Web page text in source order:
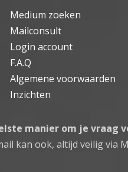
Medium zoeken
Mailconsult
Login account
F.A.Q
Algemene voorwaarden
Inzichten
manier om je vraag
kan ook, altijd veilig via